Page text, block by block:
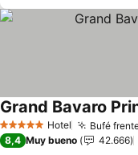
5 Estrellas Hotel Bufé
Grand Bavaro
8,4 Muy bueno 42.666